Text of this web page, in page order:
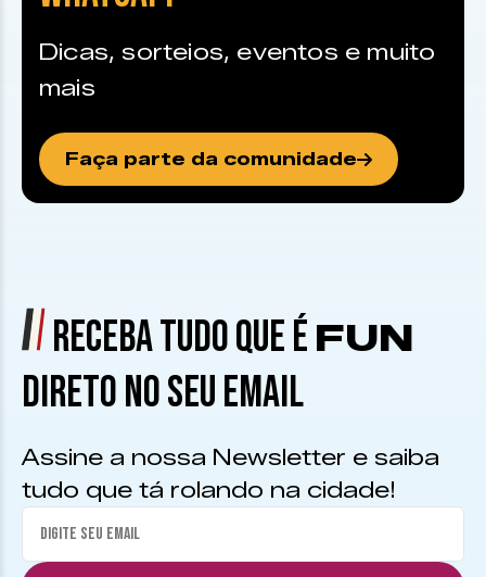
Dicas, sorteios, eventos e muito
mais
Faça parte da comunidade
RECEBA TUDO QUE É FUN
DIRETO NO SEU EMAIL
Assine a nossa Newsletter e saiba
tudo que tá rolando na cidade!